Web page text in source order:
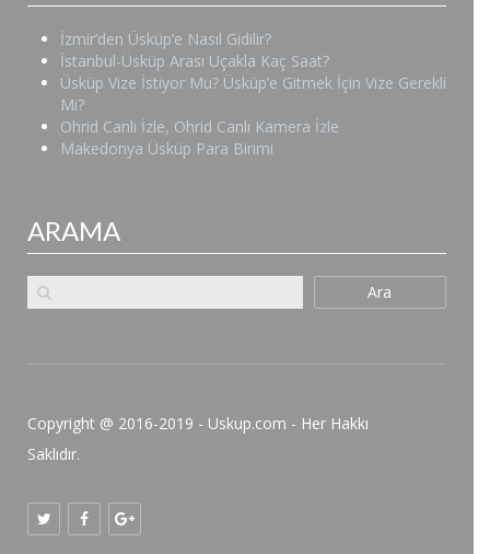
İzmir’den Üsküp’e Nasıl Gidilir?
İstanbul-Üsküp Arası Uçakla Kaç Saat?
Üsküp Vize İstiyor Mu? Üsküp’e Gitmek İçin Vize Gerekli
Mi?
Ohrid Canlı İzle, Ohrid Canlı Kamera İzle
Makedonya Üsküp Para Birimi
ARAMA
Ara
Copyright @ 2016-2019 - Uskup.com - Her Hakkı
Saklıdır.